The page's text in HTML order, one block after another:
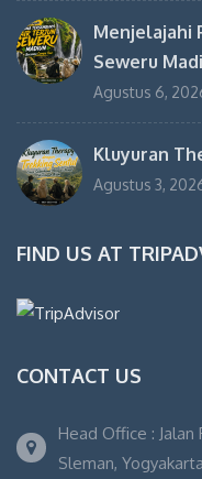
Menjelajahi
Seweru
Agustus 6,
Kluyuran
Agustus 3,
FIND US AT
CONTACT US
Head Office : Jalan
Sleman, Yogyakarta